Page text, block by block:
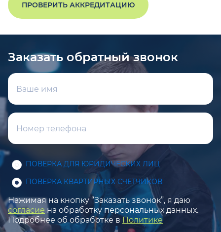
ПРОВЕРИТЬ АККРЕДИТАЦИЮ
Заказать обратный звонок
ПОВЕРКА ДЛЯ ЮРИДИЧЕСКИХ ЛИЦ
ПОВЕРКА КВАРТИРНЫХ СЧЕТЧИКОВ
Нажимая на кнопку “Заказать звонок”, я даю
согласие на обработку персональных данных.
Подробнее об обработке в Политике